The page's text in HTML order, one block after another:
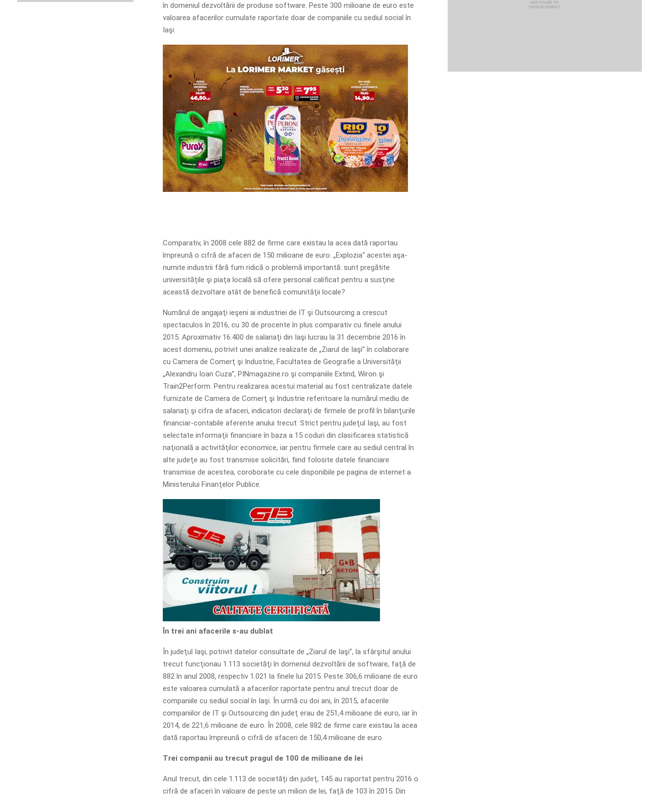
în domeniul dezvoltării de produse software. Peste 300 milioane de euro este
valoarea afacerilor cumulate raportate doar de companiile cu sediul social în
Iaşi.
Comparativ, în 2008 cele 882 de firme care existau la acea dată raportau
împreună o cifră de afaceri de 150 milioane de euro. „Explozia“ acestei aşa-
numite industrii fără fum ridică o problemă importantă: sunt pregătite
universităţile şi piaţa locală să ofere personal calificat pentru a susţine
această dezvoltare atât de benefică comunităţii locale?
Numărul de angajaţi ieşeni ai industriei de IT şi Outsourcing a crescut
spectaculos în 2016, cu 30 de procente în plus comparativ cu finele anului
2015. Aproximativ 16.400 de salariaţi din Iaşi lucrau la 31 decembrie 2016 în
acest domeniu, potrivit unei analize realizate de „Ziarul de Iaşi” în colaborare
cu Camera de Comerţ şi Industrie, Facultatea de Geografie a Universităţii
„Alexandru Ioan Cuza”, PINmagazine.ro şi companiile Extind, Wiron şi
Train2Perform. Pentru realizarea acestui material au fost centralizate datele
furnizate de Camera de Comerţ şi Industrie referitoare la numărul mediu de
salariaţi şi cifra de afaceri, indicatori declaraţi de firmele de profil în bilanţurile
financiar-contabile aferente anului trecut. Strict pentru judeţul Iaşi, au fost
selectate informaţii financiare în baza a 15 coduri din clasificarea statistică
naţională a activităţilor economice, iar pentru firmele care au sediul central în
alte judeţe au fost transmise solicitări, fiind folosite datele financiare
transmise de acestea, coroborate cu cele disponibile pe pagina de internet a
Ministerului Finanţelor Publice.
În trei ani afacerile s-au dublat
În judeţul Iaşi, potrivit datelor consultate de „Ziarul de Iaşi”, la sfârşitul anului
trecut funcţionau 1.113 societăţi în domeniul dezvoltării de software, faţă de
882 în anul 2008, respectiv 1.021 la finele lui 2015. Peste 306,6 milioane de euro
este valoarea cumulată a afacerilor raportate pentru anul trecut doar de
companiile cu sediul social în Iaşi. În urmă cu doi ani, în 2015, afacerile
companiilor de IT şi Outsourcing din judeţ erau de 251,4 milioane de euro, iar în
2014, de 221,6 milioane de euro. În 2008, cele 882 de firme care existau la acea
dată raportau împreună o cifră de afaceri de 150,4 milioane de euro.
Trei companii au trecut pragul de 100 de milioane de lei
Anul trecut, din cele 1.113 de societăţi din judeţ, 145 au raportat pentru 2016 o
cifră de afaceri în valoare de peste un milion de lei, faţă de 103 în 2015. Din